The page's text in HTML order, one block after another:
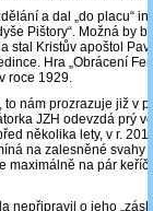
a dal „do placu“
Pištory“. Možná by
stal Kristův apoštol
Hra „Obrácení
roce 1929.
to nám prozrazuje již v
JZH odevzdá prý
několika lety, v r.
na zalesněné svahy
maximálně na pár
nepřipravil o jeho